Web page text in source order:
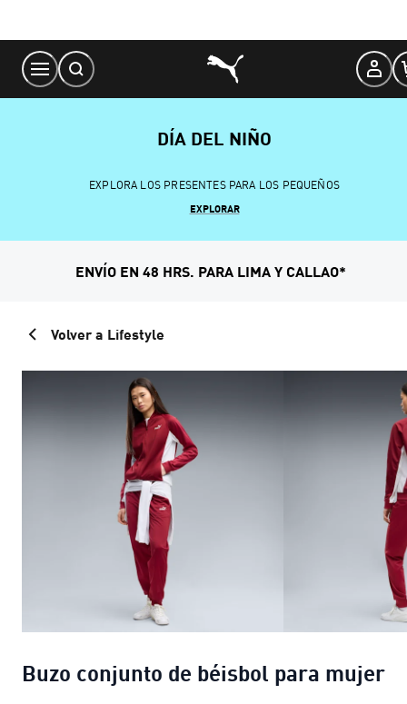
Content
DÍA DEL NIÑO
EXPLORA LOS PRESENTES PARA LOS PEQUEÑOS
EXPLORAR
ENVÍO EN 48 HRS. PARA LIMA Y CALLAO*
Volver a Lifestyle
Buzo conjunto de béisbol para mujer